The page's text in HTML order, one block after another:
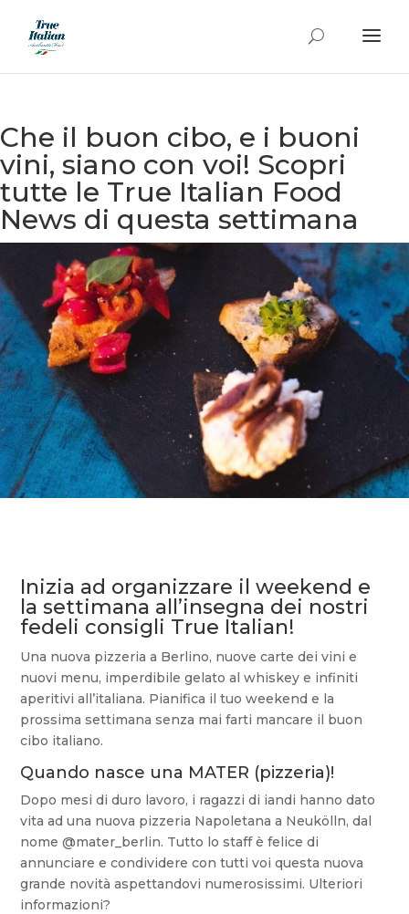
Che il buon cibo, e i buoni
vini, siano con voi! Scopri
tutte le True Italian Food
News di questa settimana
Inizia ad organizzare il weekend e
la settimana all’insegna dei nostri
fedeli consigli True Italian!
Una nuova pizzeria a Berlino, nuove carte dei vini e
nuovi menu, imperdibile gelato al whiskey e infiniti
aperitivi all’italiana. Pianifica il tuo weekend e la
prossima settimana senza mai farti mancare il buon
cibo italiano.
Quando nasce una MATER (pizzeria)!
Dopo mesi di duro lavoro, i ragazzi di iandi hanno dato
vita ad una nuova pizzeria Napoletana a Neukölln, dal
nome @mater_berlin. Tutto lo staff è felice di
annunciare e condividere con tutti voi questa nuova
grande novità aspettandovi numerosissimi. Ulteriori
informazioni?